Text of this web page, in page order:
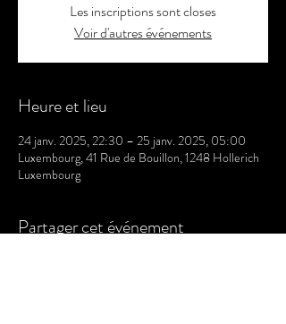
Les inscriptions sont closes
Voir d'autres événements
Heure et lieu
24 janv. 2025, 22:30 – 25 janv. 2025, 05:00
Luxembourg, 41 Rue de Bouillon, 1248 Hollerich
Luxembourg
Partager cet événement